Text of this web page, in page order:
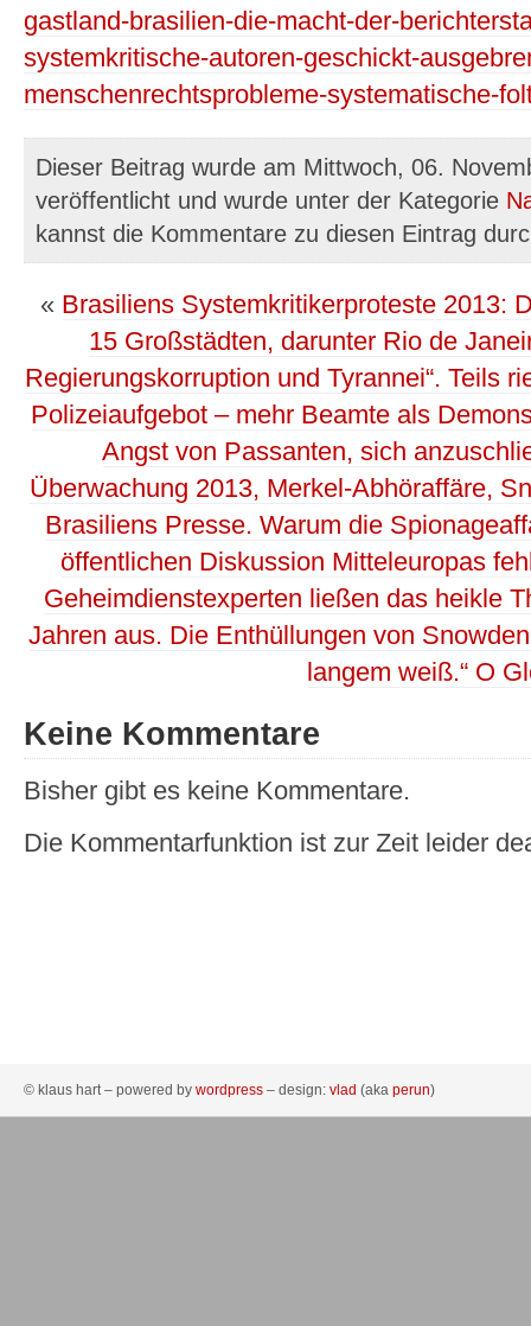
gastland-brasilien-die-macht-der-
systemkritische-autoren-geschickt-
menschenrechtsprobleme-systematische-
Dieser Beitrag wurde am Mittwoch, 06.
veröffentlicht und wurde unter der Kategorie
kannst die Kommentare zu diesen Eintrag
« Brasiliens Systemkritikerproteste 2013:
15 Großstädten, darunter Rio de
Regierungskorruption und Tyrannei“. Teils
Polizeiaufgebot – mehr Beamte als
Angst von Passanten, sich
Überwachung 2013, Merkel-Abhöraffäre,
Brasiliens Presse. Warum die
öffentlichen Diskussion Mitteleuropas
Geheimdienstexperten ließen das heikle
Jahren aus. Die Enthüllungen von
langem weiß.“ O
Keine Kommentare
Bisher gibt es keine Kommentare.
Die Kommentarfunktion ist zur Zeit leider
© klaus hart – powered by wordpress – design: vlad (aka perun)